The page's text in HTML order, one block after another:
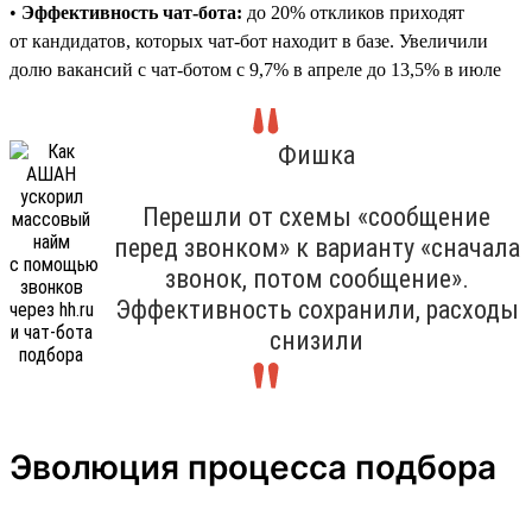
• Эффективность чат-бота: до 20% откликов приходят
от кандидатов, которых чат-бот находит в базе. Увеличили
долю вакансий с чат-ботом с 9,7% в апреле до 13,5% в июле
Фишка
Перешли от схемы «сообщение
перед звонком» к варианту «сначала
звонок, потом сообщение».
Эффективность сохранили, расходы
снизили
Эволюция процесса подбора